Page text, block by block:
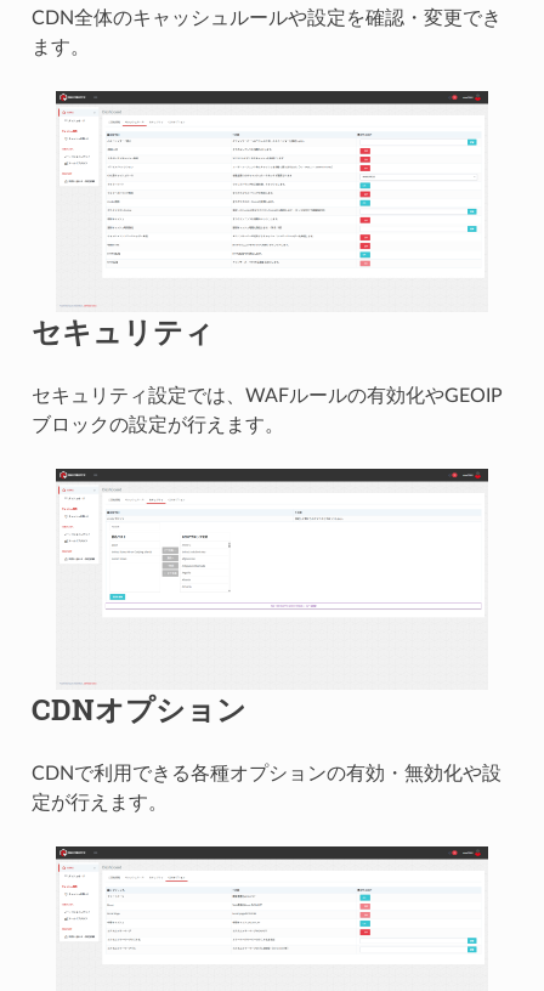
CDN全体のキャッシュルールや設定を確認・変更でき
ます。
セキュリティ
セキュリティ設定では、WAFルールの有効化やGEOIP
ブロックの設定が行えます。
CDNオプション
CDNで利用できる各種オプションの有効・無効化や設
定が行えます。